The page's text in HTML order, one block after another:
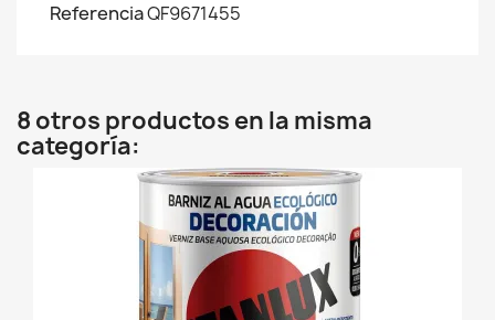
ReferenciaQF9671455
8 otros productos en la misma
categoría: